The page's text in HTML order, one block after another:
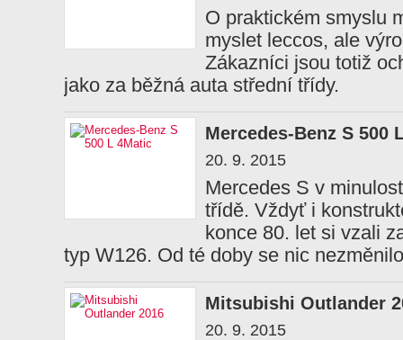
O praktickém smyslu
myslet leccos, ale
Zákazníci jsou totiž
jako za běžná auta střední třídy.
Mercedes-Benz S 500
20. 9. 2015
Mercedes S v
třídě. Vždyť i
konce 80. let si vzali
typ W126. Od té doby se nic
Mitsubishi Outlander
20. 9. 2015